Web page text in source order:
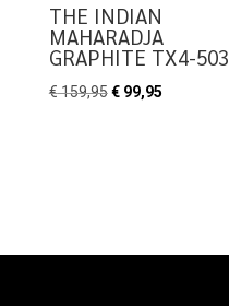
THE INDIAN
MAHARADJA
GRAPHITE TX4-503
€159,95 Oorspronkelijke
€99,95Huidige